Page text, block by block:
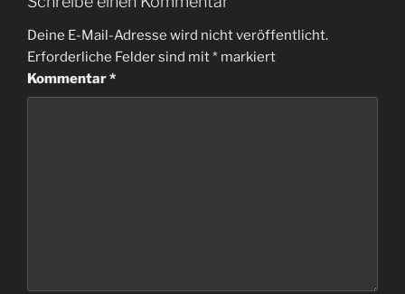
Deine E-Mail-Adresse wird nicht veröffentlicht.
Erforderliche Felder sind mit* markiert
Kommentar*